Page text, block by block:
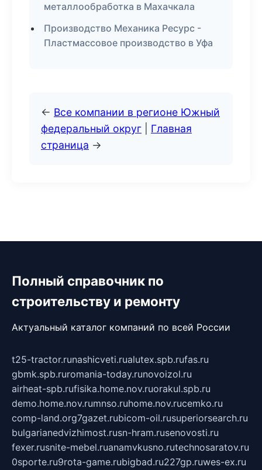
металлообработка в Махачкала
Производство Механика Ресурс -
Пластмассовое производство в Уфа
← Все компании в регионе Южный
федеральный округ
Главная
страница →
Полный справочник по
строительству и ремонту
Актуальный каталог компаний по всей России
t25-tractor.runashicveti.rualutex.spb.rufas.ru
gbmk.spb.ruromania-today.runovoizol.ru
airheat-spb.rufisika.home.nov.ruorakul.spb.ru
demo.home.nov.rumnso.ruhome.nov.rucemko.ru
comp-land.org7gazet.rubicom-oil.rusuperiorsearch.ru
bulgarianedvizhimost.rusn-hram.rusenovosti.ru
fexer.rusnite-mebel.ruanamvkusno.rutechnosaratov.ru
0sporte.ru9rota-game.rubigbad.ru227gp.ruwes-ex.ru